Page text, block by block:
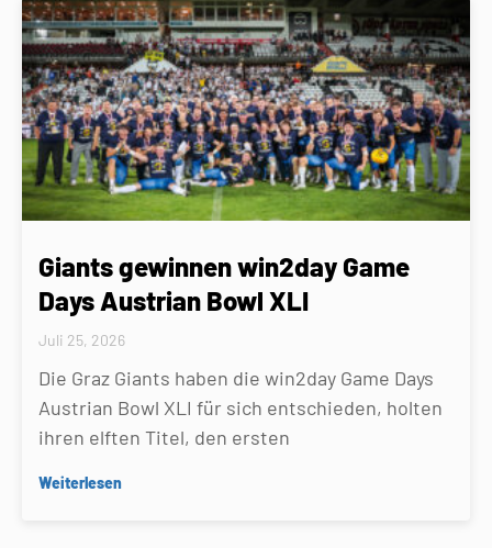
Giants gewinnen win2day Game
Days Austrian Bowl XLI
Juli 25, 2026
Die Graz Giants haben die win2day Game Days
Austrian Bowl XLI für sich entschieden, holten
ihren elften Titel, den ersten
Weiterlesen